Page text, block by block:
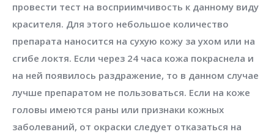
провести тест на восприимчивость к данному виду
красителя. Для этого небольшое количество
препарата наносится на сухую кожу за ухом или на
сгибе локтя. Если через 24 часа кожа покраснела и
на ней появилось раздражение, то в данном случае
лучше препаратом не пользоваться. Если на коже
головы имеются раны или признаки кожных
заболеваний, от окраски следует отказаться на